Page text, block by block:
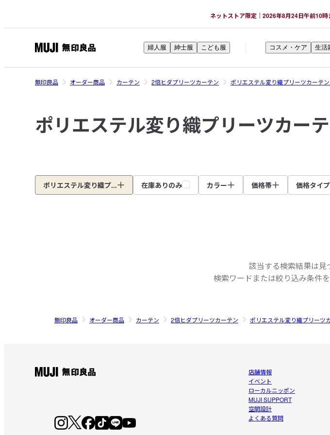
ネットストア限定｜2026年8月24日午前10時
印
良
ッ
ト
婦人服 紳士服 こども服 コスメ・ケア 生活
無印良品 オーダー商品 カーテン 2倍ヒダプリーツカーテン ポリエステル変り織プリーツカーテ
ポリエステル変り織プリーツカー
ポリエステル変り織プ... 在庫ありのみ カラー 価格帯 価格タイプ
該当する検索結果は見
検索ワードまたは絞り込み条件
無印良品 オーダー商品 カーテン 2倍ヒダプリーツカーテン ポリエステル変り織プリーツ
店舗情報
イベント
ローカルニッポン
MUJI SUPPORT
空間設計
よくある質問